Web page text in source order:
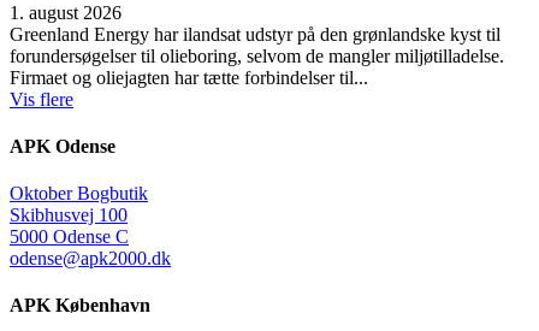
1. august 2026
Greenland Energy har ilandsat udstyr på den grønlandske kyst til
forundersøgelser til olieboring, selvom de mangler miljøtilladelse.
Firmaet og oliejagten har tætte forbindelser til...
Vis flere
APK Odense
Oktober Bogbutik
Skibhusvej 100
5000 Odense C
odense@apk2000.dk
APK København